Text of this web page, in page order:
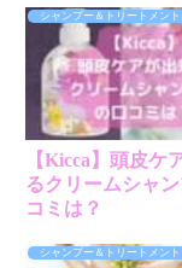
シャンプー＆トリートメント
【Kicca】頭皮ケ
るクリームシャン
コミは？
シャンプー＆トリートメント